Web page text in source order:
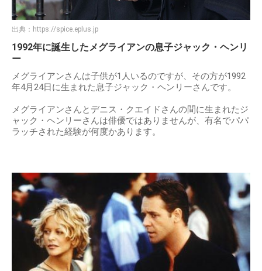
出典： https://spice.eplus.jp
1992年に誕生したメグライアンの息子ジャック・ヘンリ
ー
メグライアンさんは子供が1人いるのですが、その方が1992
年4月24日に生まれた息子ジャック・ヘンリーさんです。
メグライアンさんとデニス・クエイドさんの間に生まれたジ
ャック・ヘンリーさんは俳優ではありませんが、有名でパパ
ラッチされた経験が何度かあります。